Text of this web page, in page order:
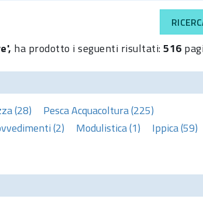
ha prodotto i seguenti risultati:516
(28)
Pesca Acquacoltura (225)
(2) Modulistica (1)
Ippica (59)